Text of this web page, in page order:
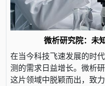
微析研究院：未
在当今科技飞速发展的时
测的需求日益增长。微析
这片领域中脱颖而出，致